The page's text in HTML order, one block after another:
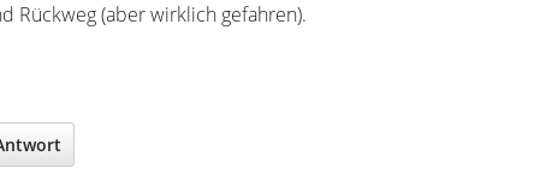
Rückweg (aber wirklich gefahren).